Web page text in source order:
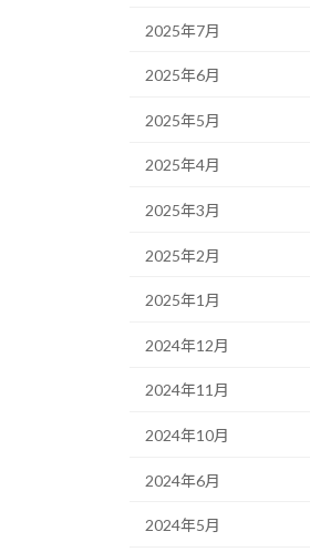
2025年7月
2025年6月
2025年5月
2025年4月
2025年3月
2025年2月
2025年1月
2024年12月
2024年11月
2024年10月
2024年6月
2024年5月